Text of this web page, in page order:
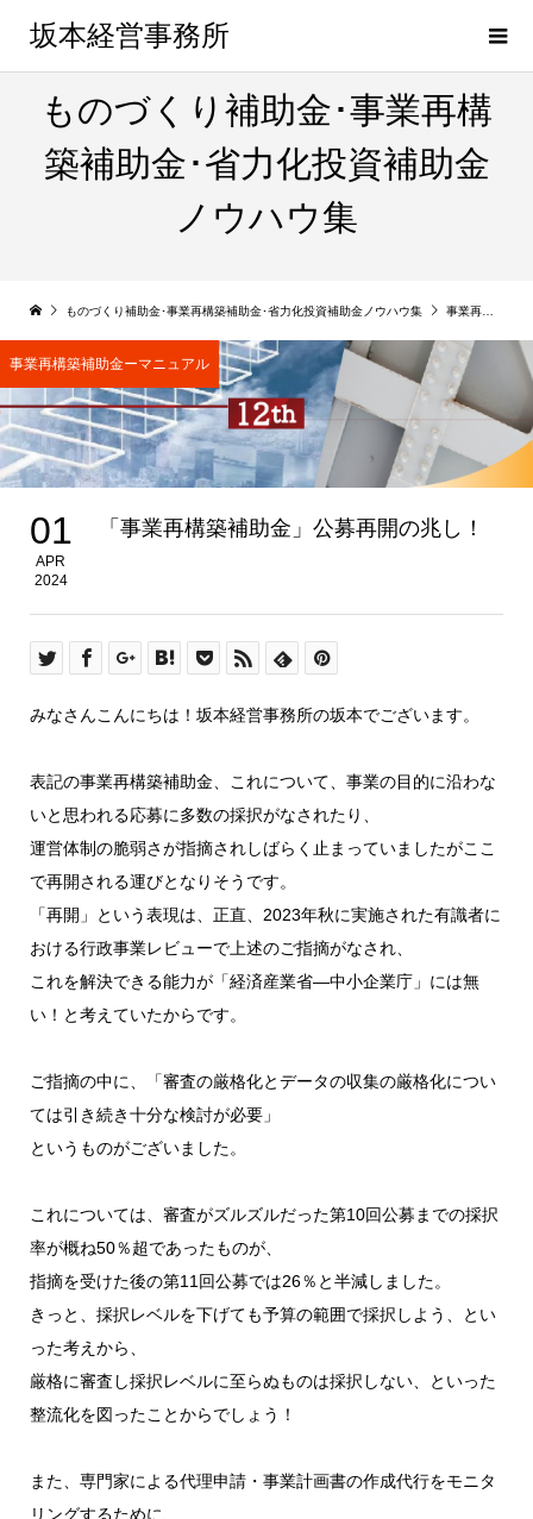
坂本経営事務所
ものづくり補助金･事業再構
築補助金･省力化投資補助金
ノウハウ集
ものづくり補助金･事業再構築補助金･省力化投資補助金ノウハウ集 事業再構築補助金ーマニュアル
事業再構築補助金ーマニュアル
01
APR
2024
「事業再構築補助金」公募再開の兆し！
みなさんこんにちは！坂本経営事務所の坂本でございます。
表記の事業再構築補助金、これについて、事業の目的に沿わな
いと思われる応募に多数の採択がなされたり、
運営体制の脆弱さが指摘されしばらく止まっていましたがここ
で再開される運びとなりそうです。
「再開」という表現は、正直、2023年秋に実施された有識者に
おける行政事業レビューで上述のご指摘がなされ、
これを解決できる能力が「経済産業省―中小企業庁」には無
い！と考えていたからです。
ご指摘の中に、「審査の厳格化とデータの収集の厳格化につい
ては引き続き十分な検討が必要」
というものがございました。
これについては、審査がズルズルだった第10回公募までの採択
率が概ね50％超であったものが、
指摘を受けた後の第11回公募では26％と半減しました。
きっと、採択レベルを下げても予算の範囲で採択しよう、とい
った考えから、
厳格に審査し採択レベルに至らぬものは採択しない、といった
整流化を図ったことからでしょう！
また、専門家による代理申請・事業計画書の作成代行をモニタ
リングするために、